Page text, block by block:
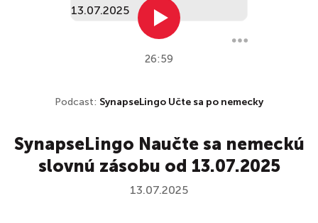
26:59
Podcast: SynapseLingo Učte sa po nemecky
SynapseLingo Naučte sa nemeckú
slovnú zásobu od 13.07.2025
13.07.2025